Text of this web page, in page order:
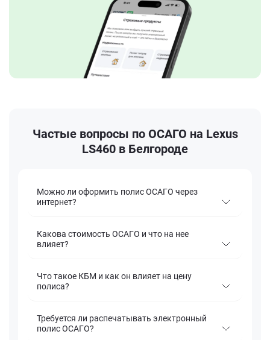
Частые вопросы по ОСАГО на Lexus
LS460 в Белгороде
Можно ли оформить полис ОСАГО через
интернет?
Какова стоимость ОСАГО и что на нее
влияет?
Что такое КБМ и как он влияет на цену
полиса?
Требуется ли распечатывать электронный
полис ОСАГО?